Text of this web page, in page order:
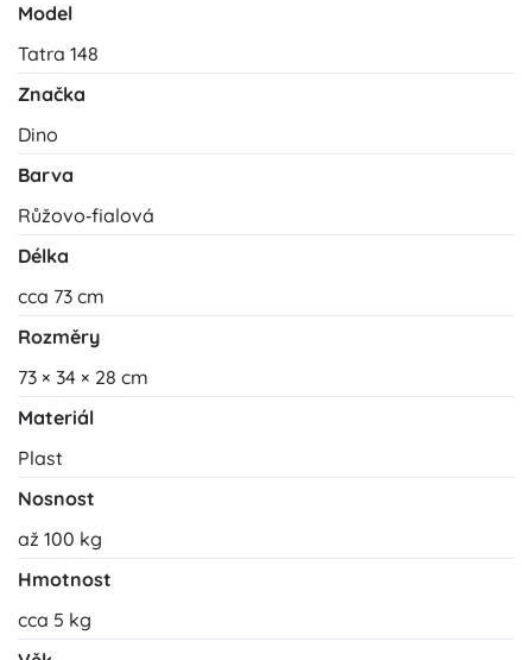
Model
Tatra 148
Značka
Dino
Barva
Růžovo‑fialová
Délka
cca 73 cm
Rozměry
73 × 34 × 28 cm
Materiál
Plast
Nosnost
až 100 kg
Hmotnost
cca 5 kg